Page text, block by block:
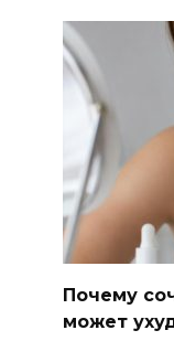
Почему
может